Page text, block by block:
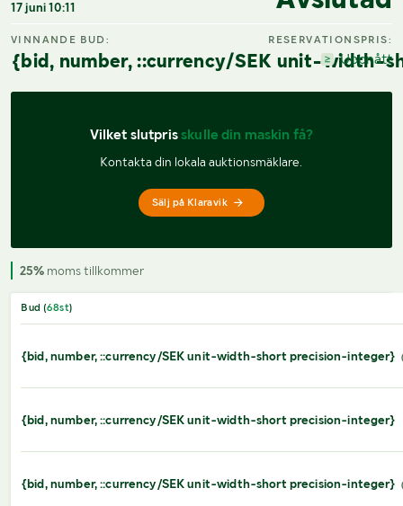
17 juni 10:11
VINNANDE BUD:
{bid, number, ::currency/SEK unit-width-
RESERVATIONSPRIS:
Uppnått
Vilket slutpris skulle din maskin få?
Kontakta din lokala auktionsmäklare.
Sälj på Klaravik
25% moms tillkommer
Bud (68st)
{bid, number, ::currency/SEK unit-width-short precision-integer}
{bid, number, ::currency/SEK unit-width-short precision-integer}
{bid, number, ::currency/SEK unit-width-short precision-integer}